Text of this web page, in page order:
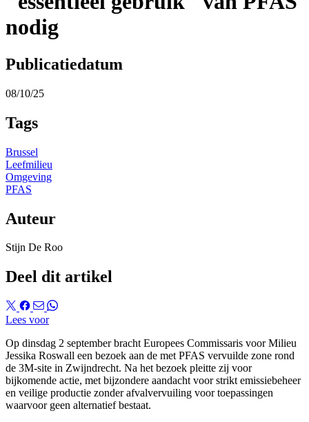
nodig
Publicatiedatum
08/10/25
Tags
Brussel
Leefmilieu
Omgeving
PFAS
Auteur
Stijn De Roo
Deel dit artikel
Lees voor
Op dinsdag 2 september bracht Europees Commissaris voor Milieu
Jessika Roswall een bezoek aan de met PFAS vervuilde zone rond
de 3M-site in Zwijndrecht. Na het bezoek pleitte zij voor
bijkomende actie, met bijzondere aandacht voor strikt emissiebeheer
en veilige productie zonder afvalvervuiling voor toepassingen
waarvoor geen alternatief bestaat.